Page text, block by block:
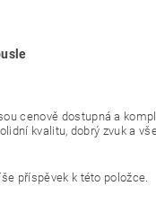
cenově dostupná a
kvalitu, dobrý zvuk a
příspěvek k této položce.